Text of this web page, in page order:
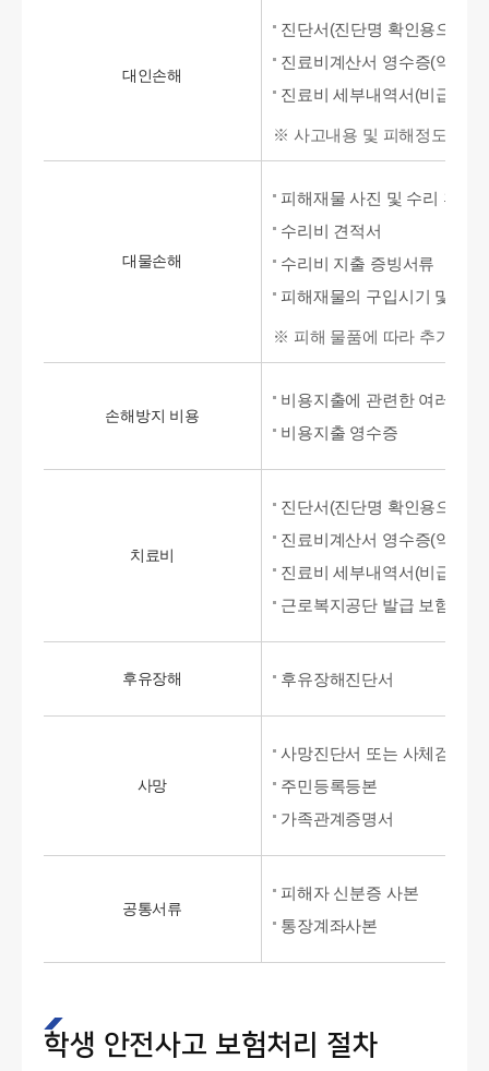
대인손해
진단서(진단명 확인용으로
진료비계산서 영수증(약제
진료비 세부내역서(비급여
※ 사고내용 및 피해정도에
대물손해
피해재물 사진 및 수리 후 사
수리비 견적서
수리비 지출 증빙서류
피해재물의 구입시기 및 구
※ 피해 물품에 따라 추가 서
손해방지 비용
비용지출에 관련한 여러 증
비용지출 영수증
치료비
진단서(진단명 확인용으로
진료비계산서 영수증(약제
진료비 세부내역서(비급여
근로복지공단 발급 보험급
후유장해 후유장해진단서
사망
사망진단서 또는 사체검안서
주민등록등본
가족관계증명서
공통서류
피해자 신분증 사본
통장계좌사본
학생 안전사고 보험처리 절차